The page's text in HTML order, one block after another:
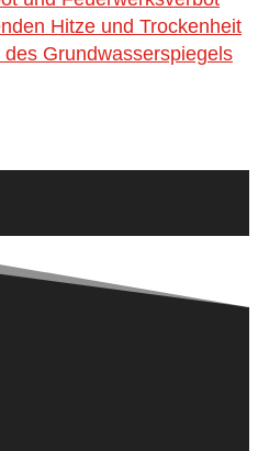
Hitze und Trockenheit
Grundwasserspiegels